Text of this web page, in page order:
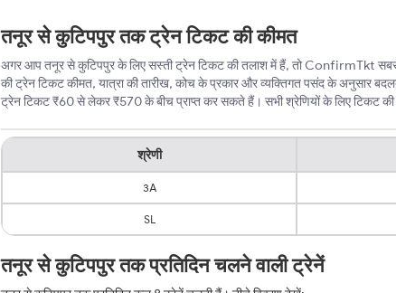
तनूर से कुटिपपुर तक ट्रेन टिकट की कीमत
अगर आप तनूर से कुटिपपुर के लिए सस्ती ट्रेन टिकट की तलाश में हैं, तो ConfirmTkt
की ट्रेन टिकट कीमत, यात्रा की तारीख, कोच के प्रकार और व्यक्तिगत पसंद के अनुसार
ट्रेन टिकट ₹60 से लेकर ₹570 के बीच प्राप्त कर सकते हैं। सभी श्रेणियों के लिए टिकट की
श्रेणी
3A
SL
तनूर से कुटिपपुर तक प्रतिदिन चलने वाली ट्रेनें